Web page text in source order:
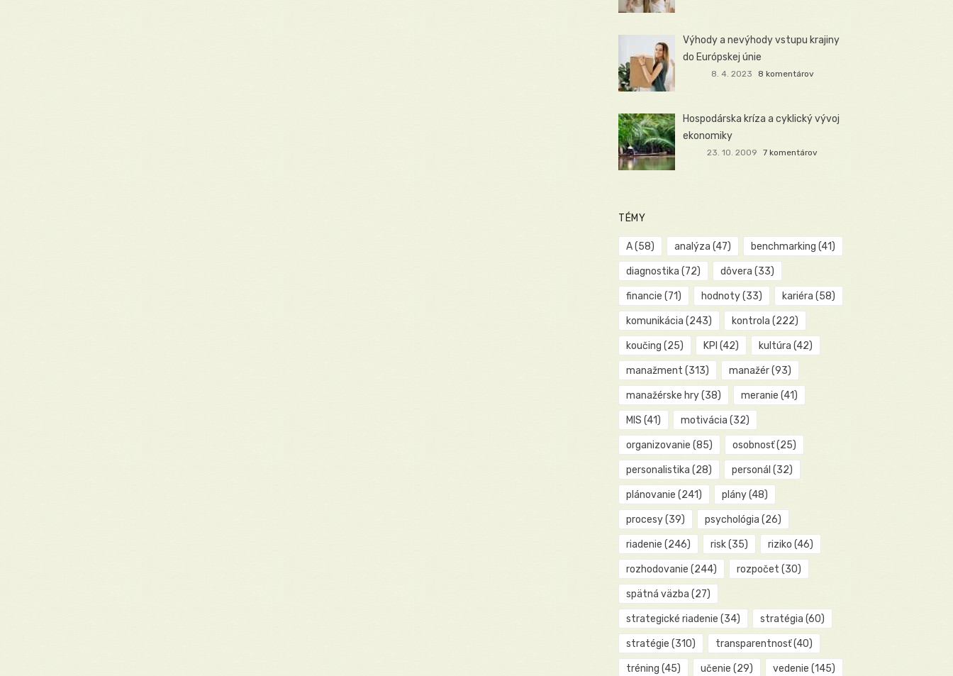
Výhody a nevýhody vstupu krajiny
do Európskej únie
8. 4. 2023 8 komentárov
Hospodárska kríza a cyklický vývoj
ekonomiky
23. 10. 2009 7 komentárov
TÉMY
A(58) analýza (47) benchmarking (41)
diagnostika (72) dôvera (33)
financie (71) hodnoty(33) kariéra (58)
komunikácia (243) kontrola (222)
koučing (25) KPI (42) kultúra (42)
manažment (313) manažér(93)
manažérske hry(38) meranie (41)
MIS (41) motivácia (32)
organizovanie (85) osobnosť(25)
personalistika (28) personál (32)
plánovanie (241) plány(48)
procesy(39) psychológia (26)
riadenie (246) risk(35) riziko (46)
rozhodovanie (244) rozpočet (30)
spätná väzba (27)
strategické riadenie (34) stratégia (60)
stratégie (310) transparentnosť(40)
tréning (45) učenie (29) vedenie (145)